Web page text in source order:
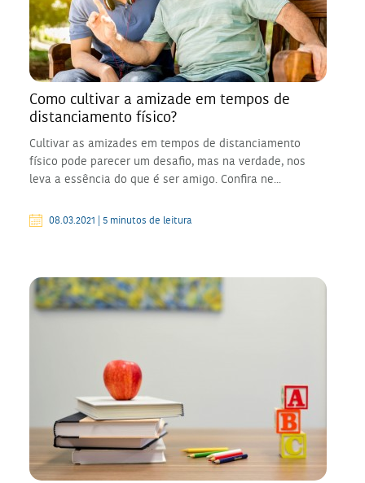
Como cultivar a amizade em tempos de
distanciamento físico?
Cultivar as amizades em tempos de distanciamento
físico pode parecer um desafio, mas na verdade, nos
leva a essência do que é ser amigo. Confira ne...
08.03.2021 | 5 minutos de leitura